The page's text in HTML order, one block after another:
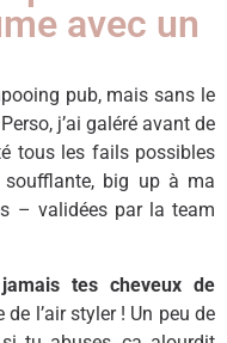
avec un
pub, mais sans le
j’ai galéré avant de
tous les fails possibles
big up à ma
– validées par la team
tes cheveux de
l’air styler ! Un peu de